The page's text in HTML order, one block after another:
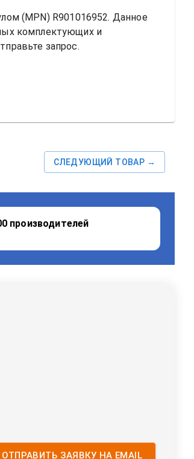
(MPN) R901016952. Данное
комплектующих и
запрос.
СЛЕДУЮЩИЙ ТОВАР →
производителей
ОТПРАВИТЬ ЗАЯВКУ НА EMAIL